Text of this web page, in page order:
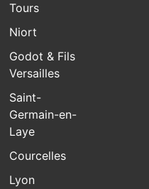
Tours
Niort
Godot & Fils
Versailles
Saint-
Germain-en-
Laye
Courcelles
Lyon